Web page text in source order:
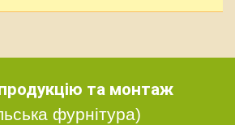
та монтаж
фурнітура)